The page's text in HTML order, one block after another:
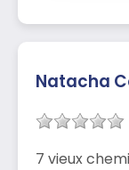
Natacha
7 vieux